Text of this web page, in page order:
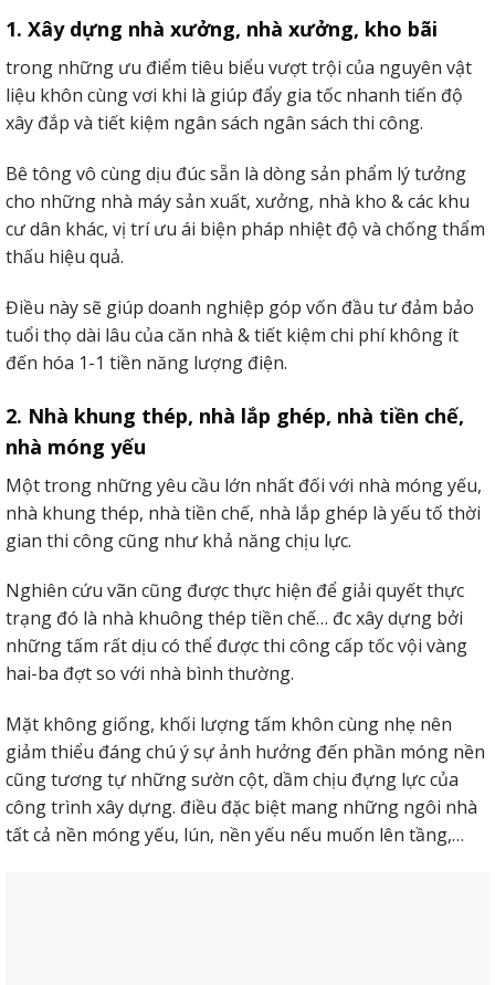
như: vách ngăn lau chùi và vệ sinh, vách chặn nhà bếp, văn
phòng tuyệt trang trí tường thiết kế bên ngoài,…
3. Ứng dụng làm sàn siêu nhẹ
Ứng dụng làm sàn là 1 trong những trong những ứng
dụng vô cùng phổ biến của tấm siêu nhẹ lắpcấy.
1. Xây dựng nhà xưởng, nhà xưởng, kho bãi
trong những ưu điểm tiêu biểu vượt trội của nguyên vật
liệu khôn cùng vơi khi là giúp đẩy gia tốc nhanh tiến độ
xây đắp và tiết kiệm ngân sách ngân sách thi công.
Bê tông vô cùng dịu đúc sẵn là dòng sản phẩm lý tưởng
cho những nhà máy sản xuất, xưởng, nhà kho & các khu
cư dân khác, vị trí ưu ái biện pháp nhiệt độ và chống thẩm
thấu hiệu quả.
Điều này sẽ giúp doanh nghiệp góp vốn đầu tư đảm bảo
tuổi thọ dài lâu của căn nhà & tiết kiệm chi phí không ít
đến hóa 1-1 tiền năng lượng điện.
2. Nhà khung thép, nhà lắp ghép, nhà tiền chế,
nhà móng yếu
Một trong những yêu cầu lớn nhất đối với nhà móng yếu,
nhà khung thép, nhà tiền chế, nhà lắp ghép là yếu tố thời
gian thi công cũng như khả năng chịu lực.
Nghiên cứu vãn cũng được thực hiện để giải quyết thực
trạng đó là nhà khuông thép tiền chế… đc xây dựng bởi
những tấm rất dịu có thể được thi công cấp tốc vội vàng
hai-ba đợt so với nhà bình thường.
Mặt không giống, khối lượng tấm khôn cùng nhẹ nên
giảm thiểu đáng chú ý sự ảnh hưởng đến phần móng nền
cũng tương tự những sườn cột, dầm chịu đựng lực của
công trình xây dựng. điều đặc biệt mang những ngôi nhà
tất cả nền móng yếu, lún, nền yếu nếu muốn lên tầng,…